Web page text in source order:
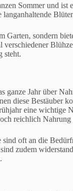
Sommer und ist
langanhaltende
sondern
steht.
ganze Jahr über
diese Bestäuber
eine wichtige
reichlich Nahrung
oft an die
zudem